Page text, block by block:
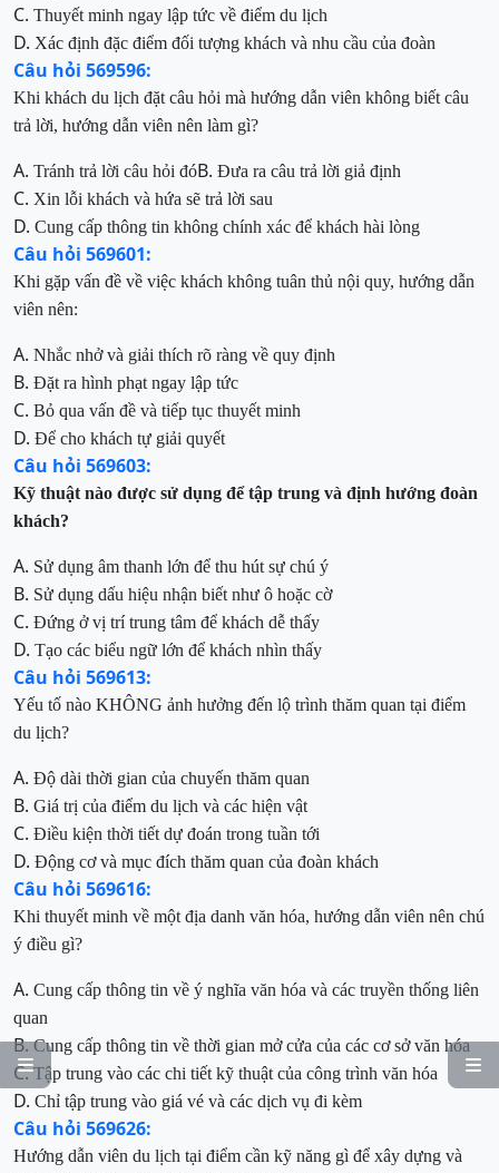


C. Thuyết minh ngay lập tức về điểm du lịch
D. Xác định đặc điểm đối tượng khách và nhu cầu của đoàn
Câu hỏi 569596:
Khi khách du lịch đặt câu hỏi mà hướng dẫn viên không biết câu
trả lời, hướng dẫn viên nên làm gì?
A. Tránh trả lời câu hỏi đóB. Đưa ra câu trả lời giả định
C. Xin lỗi khách và hứa sẽ trả lời sau
D. Cung cấp thông tin không chính xác để khách hài lòng
Câu hỏi 569601:
Khi gặp vấn đề về việc khách không tuân thủ nội quy, hướng dẫn
viên nên:
A. Nhắc nhở và giải thích rõ ràng về quy định
B. Đặt ra hình phạt ngay lập tức
C. Bỏ qua vấn đề và tiếp tục thuyết minh
D. Để cho khách tự giải quyết
Câu hỏi 569603:
Kỹ thuật nào được sử dụng để tập trung và định hướng đoàn
khách?
A. Sử dụng âm thanh lớn để thu hút sự chú ý
B. Sử dụng dấu hiệu nhận biết như ô hoặc cờ
C. Đứng ở vị trí trung tâm để khách dễ thấy
D. Tạo các biểu ngữ lớn để khách nhìn thấy
Câu hỏi 569613:
Yếu tố nào KHÔNG ảnh hưởng đến lộ trình thăm quan tại điểm
du lịch?
A. Độ dài thời gian của chuyến thăm quan
B. Giá trị của điểm du lịch và các hiện vật
C. Điều kiện thời tiết dự đoán trong tuần tới
D. Động cơ và mục đích thăm quan của đoàn khách
Câu hỏi 569616:
Khi thuyết minh về một địa danh văn hóa, hướng dẫn viên nên chú
ý điều gì?
A. Cung cấp thông tin về ý nghĩa văn hóa và các truyền thống liên
quan
B.Cung cấp thông tin về thời gian mở cửa của các cơ sở văn hóa
C.Tập trung vào các chi tiết kỹ thuật của công trình văn hóa
D. Chỉ tập trung vào giá vé và các dịch vụ đi kèm
Câu hỏi 569626:
Hướng dẫn viên du lịch tại điểm cần kỹ năng gì để xây dựng và